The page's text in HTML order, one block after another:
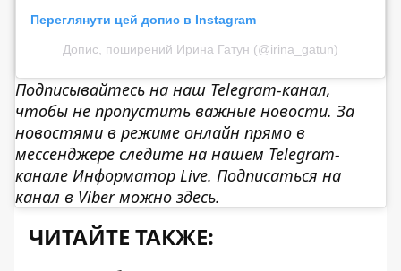
Переглянути цей допис в Instagram
Допис, поширений Ирина Гатун (@irina_gatun)
Подписывайтесь на наш Telegram-канал,
чтобы не пропустить важные новости. За
новостями в режиме онлайн прямо в
мессенджере следите на нашем Telegram-
канале Информатор Live. Подписаться на
канал в Viber можно здесь.
ЧИТАЙТЕ ТАКЖЕ: